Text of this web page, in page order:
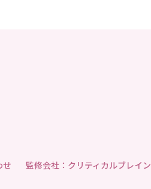
せ 監修会社：クリティカルブレイン